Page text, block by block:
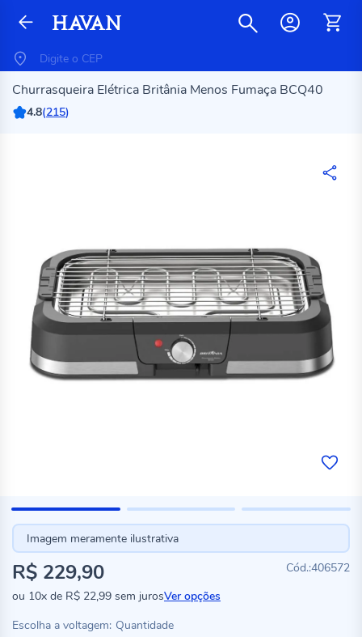
Churrasqueira Elétrica Britânia Menos Fumaça BCQ40
4.8(215)
Imagem meramente ilustrativa
406572
R$ 229,90
ou 10x de R$ 22,99 sem jurosVer opções
Escolha a voltagem: Quantidade